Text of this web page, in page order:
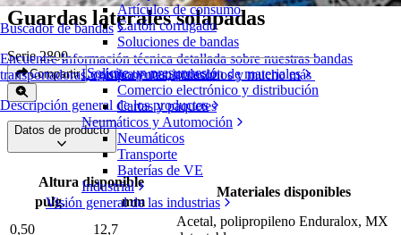
Buscador de bandas
Encuentre Información técnica detallada sobre nuestras bandas
transportadoras, componentes, accesorios y mucho más
Descripción general de los productos
Artículos de consumo
Cartón corrugado
Soluciones de bandas
Logística y manipulación de materiales
Comercio electrónico y distribución
Cartas y paquetes
Neumáticos y Automoción
Neumáticos
Transporte
Baterías de VE
Industrial
Visión general de las industrias
Guardas laterales solapadas
Serie 2800
Compartir Solicite un presupuesto
Datos de producto
Altura disponible
Materiales disponibles
pulg.
mm
0,50
12,7
Acetal, polipropileno Enduralox, MX